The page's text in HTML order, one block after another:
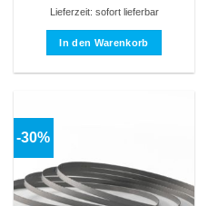
Lieferzeit: sofort lieferbar
In den Warenkorb
-30%